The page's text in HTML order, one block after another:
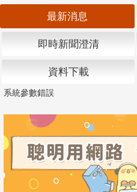
最新消息
即時新聞澄清
資料下載
系統參數錯誤